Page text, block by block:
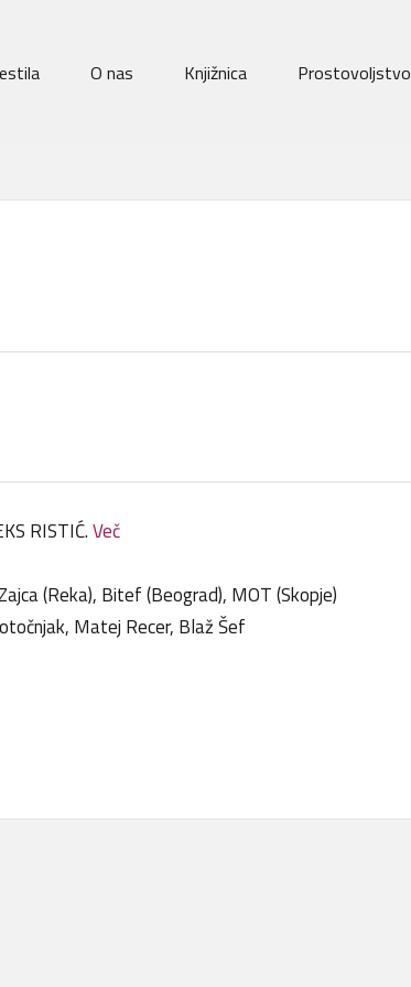
O nas Knjižnica Prostovoljstvo
RISTIĆ.Več
(Reka), Bitef (Beograd), MOT (Skopje)
Matej Recer, Blaž Šef